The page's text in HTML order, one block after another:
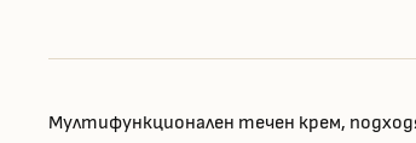
Мултифункционален течен крем,